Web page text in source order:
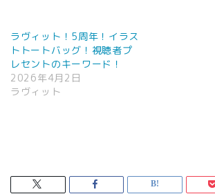
ラヴィット！5周年！イラス
トトートバッグ！視聴者プ
レセントのキーワード！
2026年4月2日
ラヴィット